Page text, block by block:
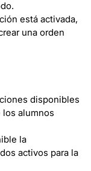
está activada,
una orden
disponibles
alumnos
la
activos para la